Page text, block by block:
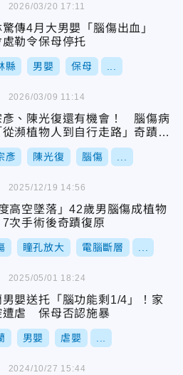
驚傳4月大男嬰「腦傷出血」
處勒令保母停托
縣 男嬰 保母
2026/03/20 17:11
彥、陳光復還有機會！ 腦傷病
從瀕植物人到自行走路」奇蹟康
彥 陳光復 腦傷
2026/03/09 11:14
度高空墜落」42歲男腦傷成植物
次手術後奇蹟復原
瞳孔放大 電腦斷層
2025/12/19 14:56
男嬰送托「腦功能剩1/4」！家
遭虐 保母否認施暴
男嬰 虐嬰
2025/05/01 18:24
2024/10/27 15:44